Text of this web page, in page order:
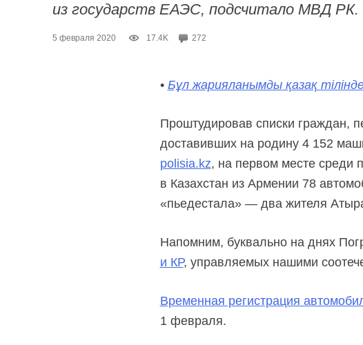
из государств ЕАЭС, подсчитало МВД РК.
5 февраля 2020 17.4K 272
• Бұл жарияланымды қазақ
Проштудировав списки граждан,
доставивших на родину 4 152
polisia.kz, на первом месте среди
в Казахстан из Армении 78
«пьедестала» — два жителя
Напомним, буквально на днях
и КР, управляемых нашими
Временная регистрация
1 февраля.